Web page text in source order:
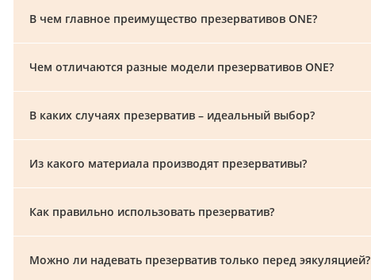
В чем главное преимущество презервативов ONE?
Чем отличаются разные модели презервативов ONE?
В каких случаях презерватив – идеальный выбор?
Из какого материала производят презервативы?
Как правильно использовать презерватив?
Можно ли надевать презерватив только перед эякуляцией?